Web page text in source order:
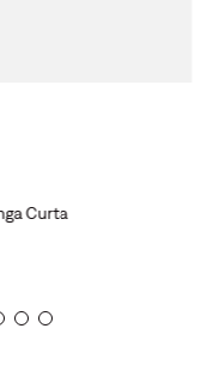
Curta